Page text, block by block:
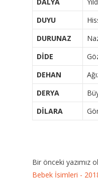
DUYU
DURUNAZ
DİDE
DEHAN
DERYA
DİLARA
Bir önceki yazımız
Bebek İsimleri -